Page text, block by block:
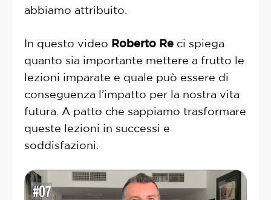
abbiamo attribuito.
In questo video Roberto Re ci spiega
quanto sia importante mettere a frutto le
lezioni imparate e quale può essere di
conseguenza l’impatto per la nostra vita
futura. A patto che sappiamo trasformare
queste lezioni in successi e
soddisfazioni.